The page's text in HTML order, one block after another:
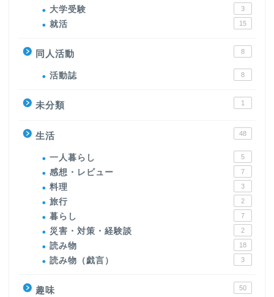
大学受験 3
就活 15
同人活動 8
活動誌 8
未分類 1
生活 48
一人暮らし 5
感想・レビュー 7
料理 3
旅行 2
暮らし 7
災害・対策・経験談 2
読み物 18
読み物（戯言） 3
趣味 50